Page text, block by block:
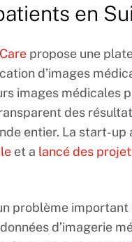
en
propose une
d’images
images médicales
des
entier. La start-up
et a lancé des
problème
d’imagerie